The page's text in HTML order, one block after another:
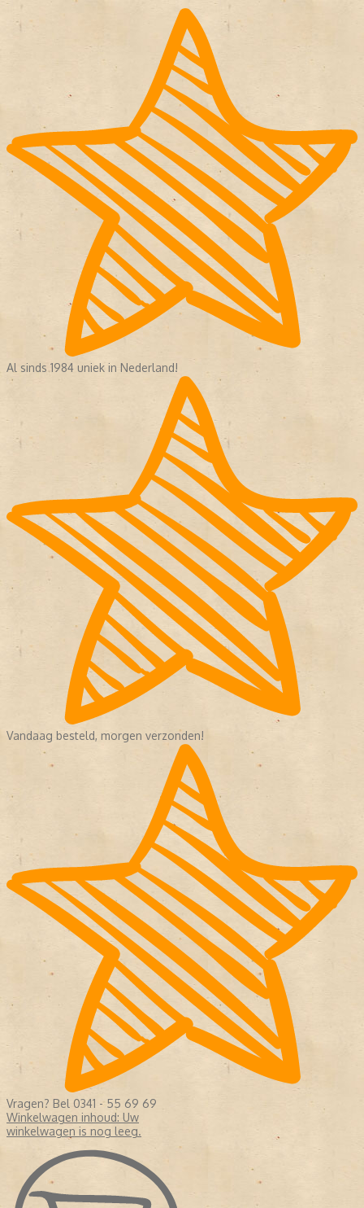
Al sinds 1984 uniek in Nederland!
Vandaag besteld, morgen verzonden!
Vragen? Bel 0341 - 55 69 69
Winkelwagen inhoud: Uw
winkelwagen is nog leeg.